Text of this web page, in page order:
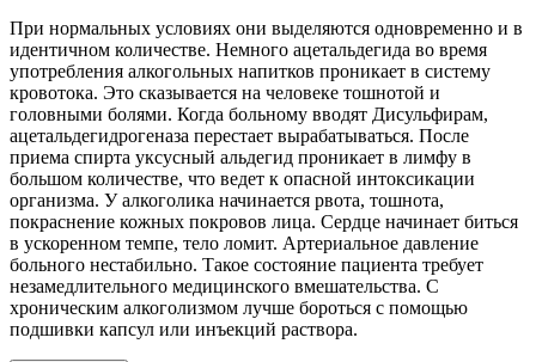
При нормальных условиях они выделяются одновременно и в
идентичном количестве. Немного ацетальдегида во время
употребления алкогольных напитков проникает в систему
кровотока. Это сказывается на человеке тошнотой и
головными болями. Когда больному вводят Дисульфирам,
ацетальдегидрогеназа перестает вырабатываться. После
приема спирта уксусный альдегид проникает в лимфу в
большом количестве, что ведет к опасной интоксикации
организма. У алкоголика начинается рвота, тошнота,
покраснение кожных покровов лица. Сердце начинает биться
в ускоренном темпе, тело ломит. Артериальное давление
больного нестабильно. Такое состояние пациента требует
незамедлительного медицинского вмешательства. С
хроническим алкоголизмом лучше бороться с помощью
подшивки капсул или инъекций раствора.